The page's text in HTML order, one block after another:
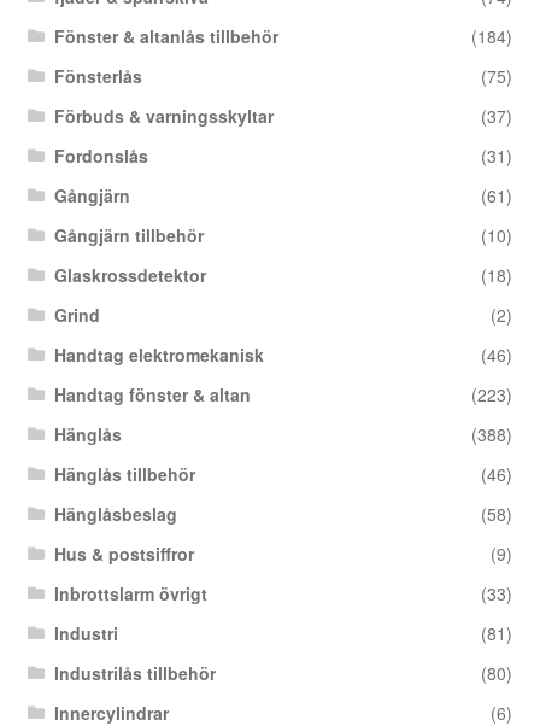
Fönster & altanlås tillbehör
(184)
Fönsterlås
(75)
Förbuds & varningsskyltar
(37)
Fordonslås
(31)
Gångjärn
(61)
Gångjärn tillbehör
(10)
Glaskrossdetektor
(18)
Grind
(2)
Handtag elektromekanisk
(46)
Handtag fönster & altan
(223)
Hänglås
(388)
Hänglås tillbehör
(46)
Hänglåsbeslag
(58)
Hus & postsiffror
(9)
Inbrottslarm övrigt
(33)
Industri
(81)
Industrilås tillbehör
(80)
Innercylindrar
(6)